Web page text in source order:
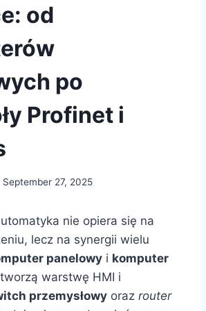
od
po
Profinet i
September 27, 2025
nie opiera się na
lecz na synergii wielu
panelowy i komputer
tworzą warstwę HMI i
przemysłowy oraz router